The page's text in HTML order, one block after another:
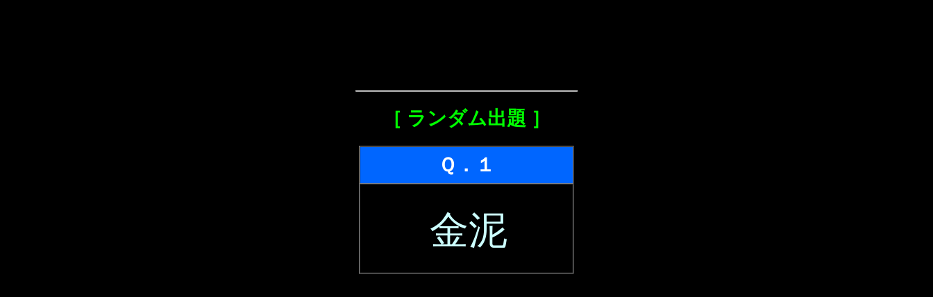
［ ランダム出題 ］
Ｑ．１
金泥